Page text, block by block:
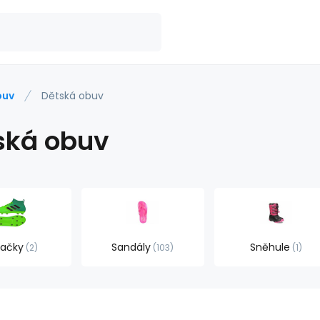
Dětská obuv
obuv
2 Sandály 103 Sněhule 1